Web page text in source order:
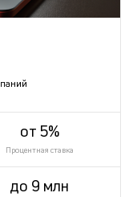
от 5%
Процентная ставка
до 9 млн